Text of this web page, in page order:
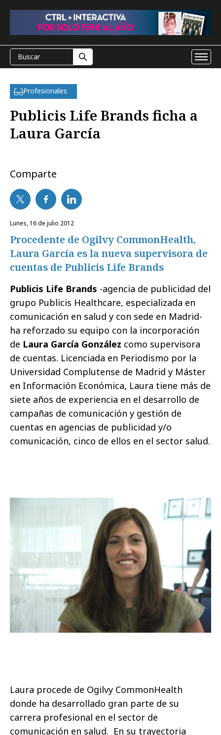
Profesionales
Publicis Life Brands ficha a
Laura García
Comparte
lunes, 16 de julio 2012
Procedente de Ogilvy CommonHealth,
Laura García es la nueva supervisora de
cuentas de Publicis Life Brands
Publicis Life Brands -agencia de publicidad del
grupo Publicis Healthcare, especializada en
comunicación en salud y con sede en Madrid-
ha reforzado su equipo con la incorporación
de Laura García González como supervisora
de cuentas. Licenciada en Periodismo por la
Universidad Complutense de Madrid y Máster
en Información Económica, Laura tiene más de
siete años de experiencia en el desarrollo de
campañas de comunicación y gestión de
cuentas en agencias de publicidad y/o
comunicación, cinco de ellos en el sector salud.
Laura procede de Ogilvy CommonHealth
donde ha desarrollado gran parte de su
carrera profesional en el sector de
comunicación en salud. En su trayectoria